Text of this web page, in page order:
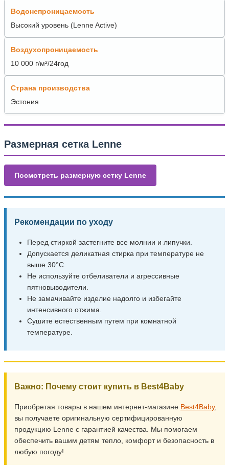
Водонепроницаемость
Высокий уровень (Lenne Active)
Воздухопроницаемость
10 000 г/м²/24год
Страна производства
Эстония
Размерная сетка Lenne
Посмотреть размерную сетку Lenne
Рекомендации по уходу
Перед стиркой застегните все молнии и липучки.
Допускается деликатная стирка при температуре не
выше 30°C.
Не используйте отбеливатели и агрессивные
пятновыводители.
Не замачивайте изделие надолго и избегайте
интенсивного отжима.
Сушите естественным путем при комнатной
температуре.
Важно: Почему стоит купить в Best4Baby
Приобретая товары в нашем интернет-магазине Best4Baby,
вы получаете оригинальную сертифицированную
продукцию Lenne с гарантией качества. Мы помогаем
обеспечить вашим детям тепло, комфорт и безопасность в
любую погоду!